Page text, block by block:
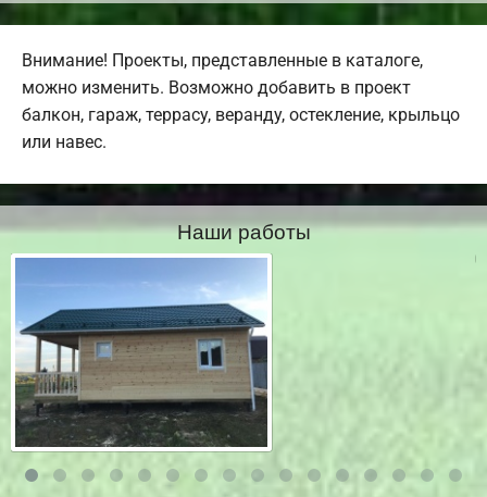
Внимание! Проекты, представленные в каталоге,
можно изменить. Возможно добавить в проект
балкон, гараж, террасу, веранду, остекление, крыльцо
или навес.
Наши работы